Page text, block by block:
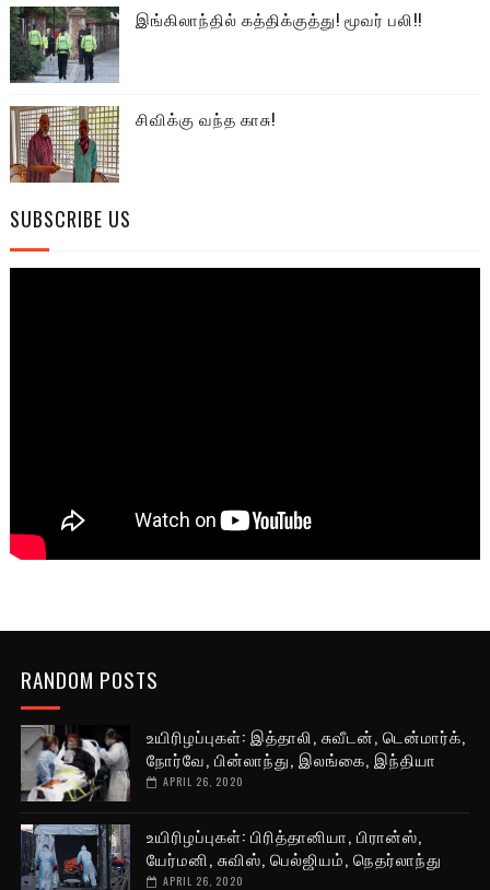
இங்கிலாந்தில் கத்திக்குத்து! மூவர் பலி!!
சிவிக்கு வந்த காசு!
SUBSCRIBE US
RANDOM POSTS
உயிரிழப்புகள்: இத்தாலி, சுவீடன், டென்மார்க்,
நோர்வே, பின்லாந்து, இலங்கை, இந்தியா
APRIL 26, 2020
உயிரிழப்புகள்: பிரித்தானியா, பிரான்ஸ்,
யேர்மனி, சுவிஸ், பெல்ஜியம், நெதர்லாந்து
APRIL 26, 2020